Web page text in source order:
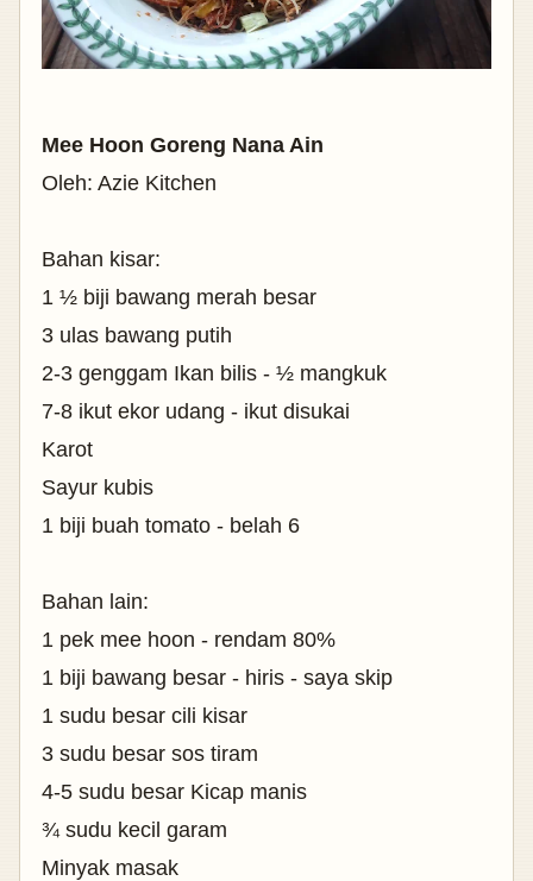
Mee Hoon Goreng Nana Ain
Oleh: Azie Kitchen
Bahan kisar:
1 ½ biji bawang merah besar
3 ulas bawang putih
2-3 genggam Ikan bilis - ½ mangkuk
7-8 ikut ekor udang - ikut disukai
Karot
Sayur kubis
1 biji buah tomato - belah 6
Bahan lain:
1 pek mee hoon - rendam 80%
1 biji bawang besar - hiris - saya skip
1 sudu besar cili kisar
3 sudu besar sos tiram
4-5 sudu besar Kicap manis
¾ sudu kecil garam
Minyak masak